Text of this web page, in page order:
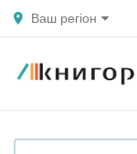
Ваш регіон